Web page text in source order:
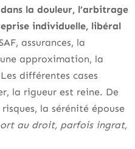
la douleur, l’arbitrage
individuelle, libéral
assurances, la
approximation, la
différentes cases
la rigueur est reine. De
la sérénité épouse
au droit, parfois ingrat,